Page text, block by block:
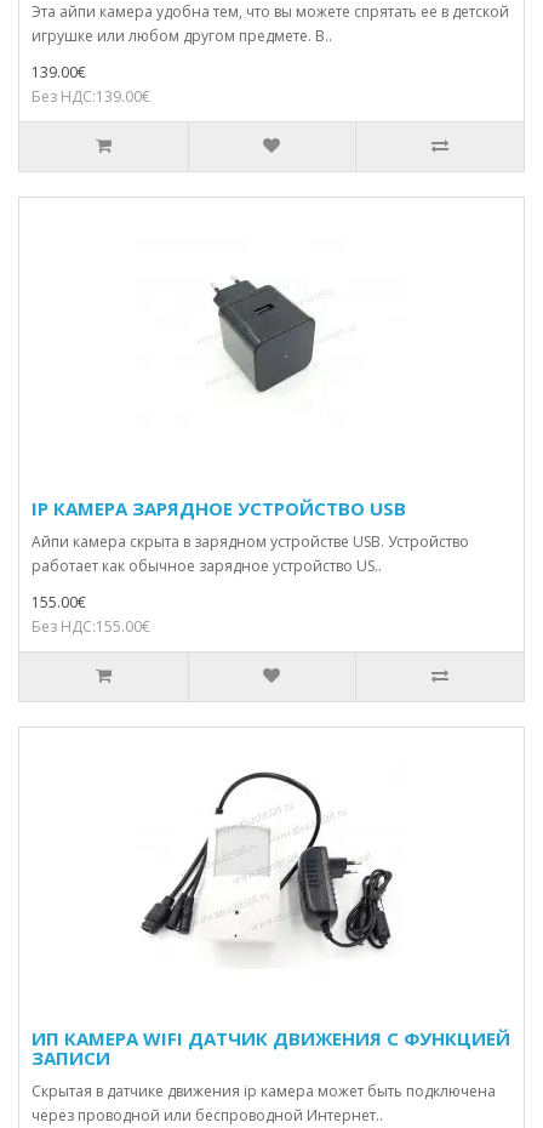
Эта айпи камера удобна тем, что вы можете спрятать ее в детской
игрушке или любом другом предмете. В..
139.00€
Без НДС:139.00€
IP КАМЕРА ЗАРЯДНОЕ УСТРОЙСТВО USB
Айпи камера скрыта в зарядном устройстве USB. Устройство
работает как обычное зарядное устройство US..
155.00€
Без НДС:155.00€
ИП КАМЕРА WIFI ДАТЧИК ДВИЖЕНИЯ С ФУНКЦИЕЙ
ЗАПИСИ
Скрытая в датчике движения ip камера может быть подключена
через проводной или беспроводной Интернет..